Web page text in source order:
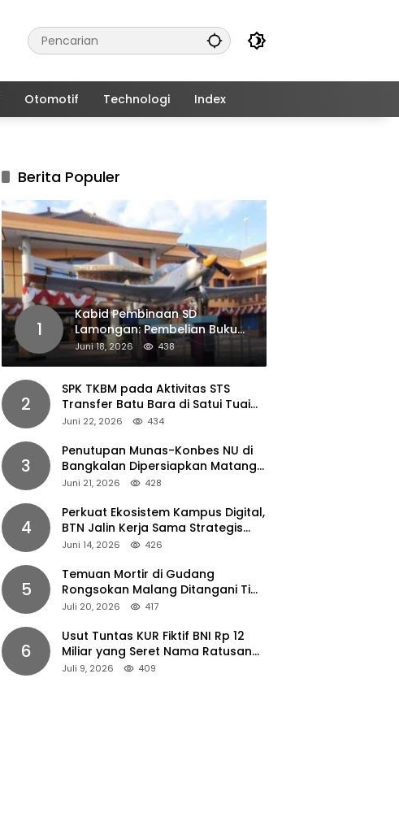
Otomotif Technologi Index
Berita Populer
1
Kabid Pembinaan SD
Lamongan: Pembelian Buku
Pendamping Tidak Boleh
Dipaksakan
Juni 18, 2026 438
2
SPK TKBM pada Aktivitas STS
Transfer Batu Bara di Satui Tuai
Sorotan
Juni 22, 2026 434
3
Penutupan Munas-Konbes NU di
Bangkalan Dipersiapkan Matang,
Gus Ipul Turun Tangan
Juni 21, 2026 428
4
Perkuat Ekosistem Kampus Digital,
BTN Jalin Kerja Sama Strategis
dengan UNAIR
Juni 14, 2026 426
5
Temuan Mortir di Gudang
Rongsokan Malang Ditangani Tim
Gegana Polda Jatim
Juli 20, 2026 417
6
Usut Tuntas KUR Fiktif BNI Rp 12
Miliar yang Seret Nama Ratusan
Petani Jember
Juli 9, 2026 409